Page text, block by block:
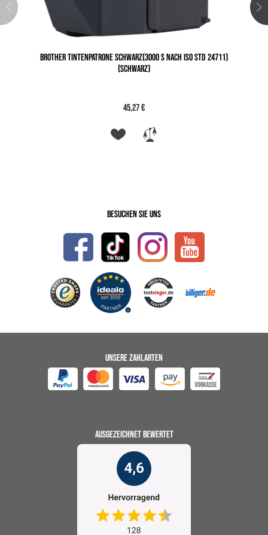
BROTHER TINTENPATRONE SCHWARZ(3000 S NACH ISO STD 24711)
(SCHWARZ)
45,27 €
Besuchen Sie uns
UNSERE ZAHLARTEN
AUSGEZEICHNET BEWERTET